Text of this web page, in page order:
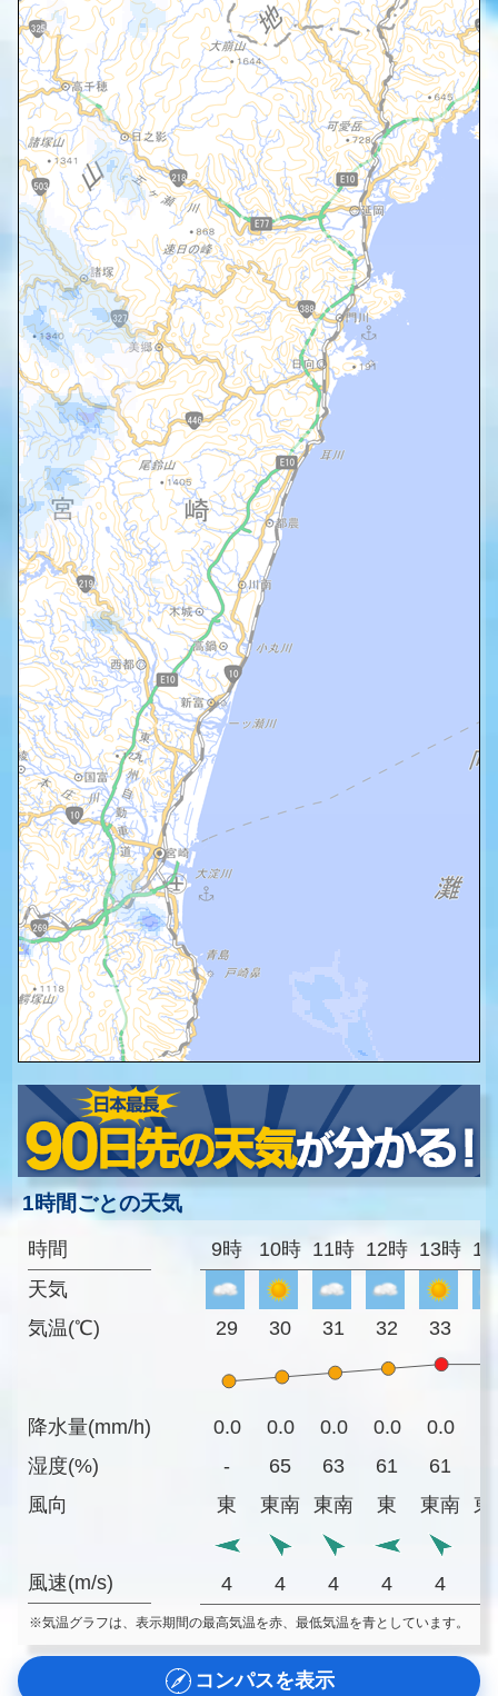
1時間ごとの天気
時間
天気
気温(℃)
降水量(mm/h)
湿度(%)
風向
風速(m/s)
9時 10時 11時 12時 13時
29 30 31 32 33
0.0 0.0 0.0 0.0 0.0
-
65 63 61 61
東
東南 東南 東 東南 東
4 4 4 4 4
※気温グラフは、表示期間の最高気温を赤、最低気温を青としています。
コンパスを表示